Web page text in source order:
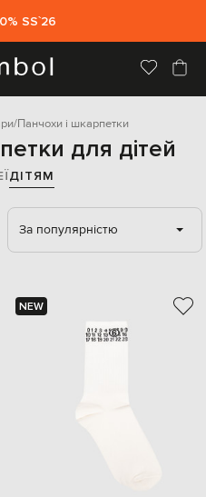
SS`26
Панчохи і шкарпетки
для дітей
ДІТЯМ
За популярністю
NEW